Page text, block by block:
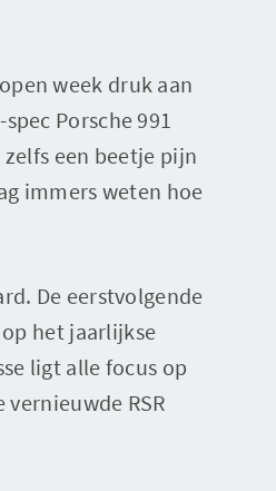
week druk aan
Porsche 991
een beetje pijn
immers weten hoe
De eerstvolgende
het jaarlijkse
ligt alle focus op
vernieuwde RSR